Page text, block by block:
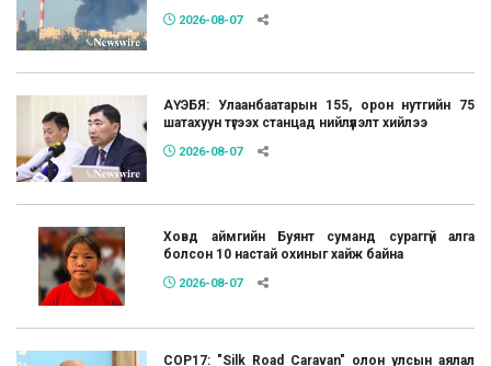
2026-08-07
АҮЭБЯ: Улаанбаатарын 155, орон нутгийн 75
шатахуун түгээх станцад нийлүүлэлт хийлээ
2026-08-07
Ховд аймгийн Буянт суманд сураггүй алга
болсон 10 настай охиныг хайж байна
2026-08-07
COP17: "Silk Road Caravan" олон улсын аялал